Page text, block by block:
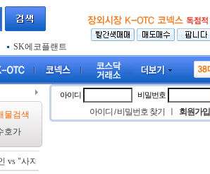
엑소코바이오
SK에코플랜트
엑소코바이오
SK에코플랜트
플럼라인생명과
물검색
호가
랩스, "카트 비피 프로" 미국 FDA 허가 임상 준비 박차
"사자" 개인·기관 공방… 코스피, 0.6% 하락 마감
아이디 비밀번호
아이디 /비밀번호 찾기 회원가입